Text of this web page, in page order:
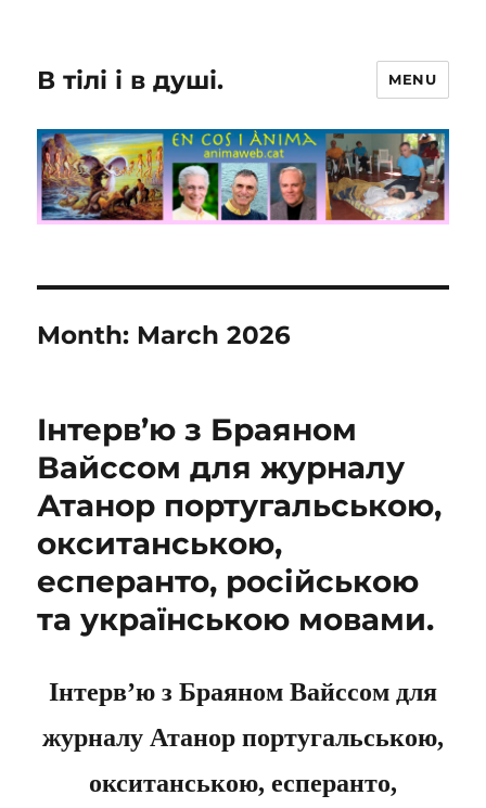
В тілі і в душі. MENU
Month: March 2026
Інтерв’ю з Браяном
Вайссом для журналу
Атанор португальською,
окситанською,
есперанто, російською
та українською мовами.
Інтерв’ю з Браяном Вайссом для
журналу Атанор португальською,
окситанською, есперанто,